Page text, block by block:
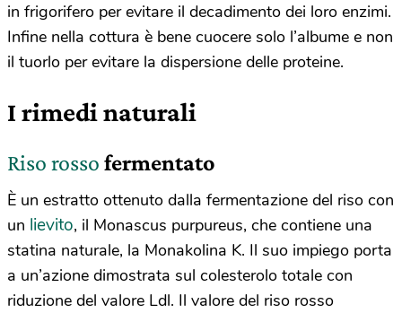
in frigorifero per evitare il decadimento dei loro enzimi.
Infine nella cottura è bene cuocere solo l’albume e non
il tuorlo per evitare la dispersione delle proteine.
I rimedi naturali
Riso rosso fermentato
È un estratto ottenuto dalla fermentazione del riso con
un lievito, il Monascus purpureus, che contiene una
statina naturale, la Monakolina K. Il suo impiego porta
a un’azione dimostrata sul colesterolo totale con
riduzione del valore Ldl. Il valore del riso rosso